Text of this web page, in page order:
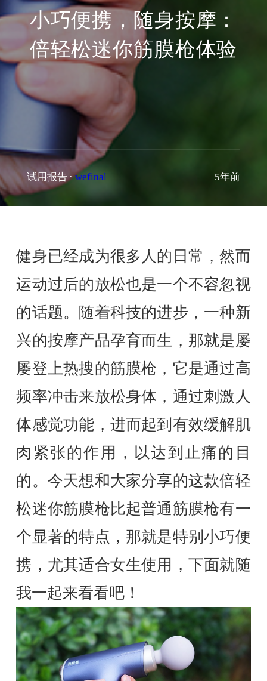
小巧便携，随身按摩：
倍轻松迷你筋膜枪体验
试用报告·wefinal 5年前
健身已经成为很多人的日常，然而
运动过后的放松也是一个不容忽视
的话题。随着科技的进步，一种新
兴的按摩产品孕育而生，那就是屡
屡登上热搜的筋膜枪，它是通过高
频率冲击来放松身体，通过刺激人
体感觉功能，进而起到有效缓解肌
肉紧张的作用，以达到止痛的目
的。今天想和大家分享的这款倍轻
松迷你筋膜枪比起普通筋膜枪有一
个显著的特点，那就是特别小巧便
携，尤其适合女生使用，下面就随
我一起来看看吧！